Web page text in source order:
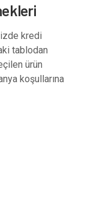
kredi
tablodan
ürün
koşullarına